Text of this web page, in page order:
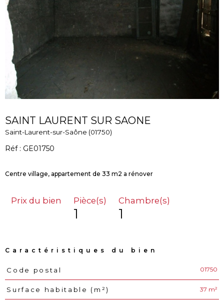
SAINT LAURENT SUR SAONE
Saint-Laurent-sur-Saône (01750)
Réf : GE01750
Prix du bien Pièce(s)
1
Chambre(s)
1
Caractéristiques du bien
Caractéristiques Valeurs
Code postal 01750
Surface habitable (m²) 37 m²